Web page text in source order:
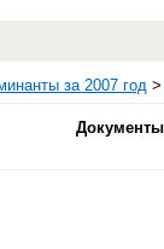
за 2007 год >